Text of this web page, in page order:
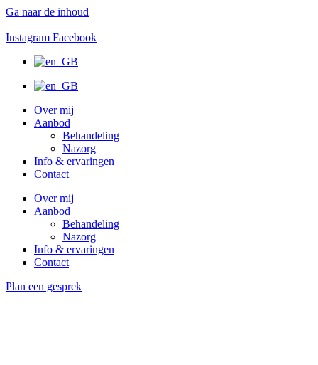
Ga naar de inhoud
Instagram Facebook
Over mij
Aanbod
Behandeling
Nazorg
Info & ervaringen
Contact
Over mij
Aanbod
Behandeling
Nazorg
Info & ervaringen
Contact
Plan een gesprek